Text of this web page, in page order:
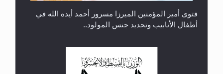
فتوى أمير المؤمنين الميرزا مسرور أحمد أيده الله في
أطفال الأنابيب وتحديد جنس المولود..